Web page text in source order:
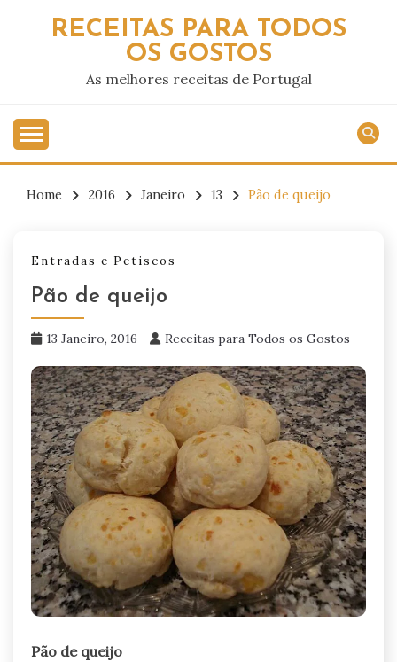
RECEITAS PARA TODOS
OS GOSTOS
As melhores receitas de Portugal
Home 2016 Janeiro 13 Pão de queijo
Entradas e Petiscos
Pão de queijo
13 Janeiro, 2016 Receitas para Todos os Gostos
Pão de queijo